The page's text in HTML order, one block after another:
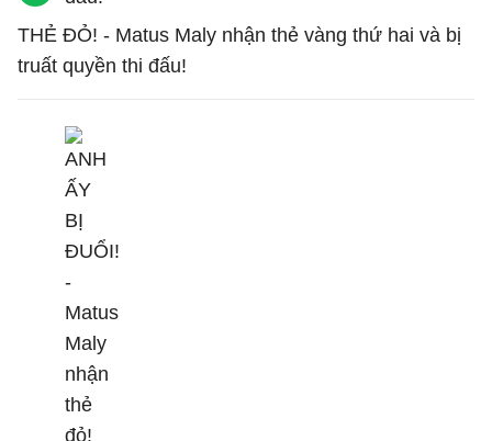
THẺ ĐỎ! - Matus Maly nhận thẻ vàng thứ hai và bị
truất quyền thi đấu!